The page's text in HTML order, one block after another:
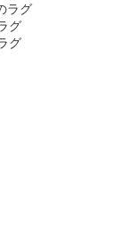
ラグ
グ
グ